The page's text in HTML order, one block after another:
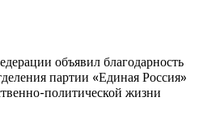
объявил благодарность
партии «Единая Россия»
политической жизни